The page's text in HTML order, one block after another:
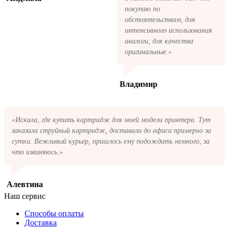
покупаю по
обстоятельствам, для
интенсивного использования
аналоги, для качества
оригинальные.»
Владимир
«Искала, где купить картридж для моей модели принтера. Тут
заказала струйный картридж, доставили до офиса примерно за
сутки. Вежливый курьер, пришлось ему подождать немного, за
что извиняюсь.»
Алевтина
Наш сервис
Способы оплаты
Доставка